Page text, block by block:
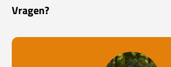
Vragen?